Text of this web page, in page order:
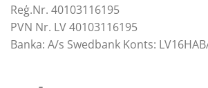
Reģ.Nr. 40103116195
PVN Nr. LV 40103116195
Banka: A/s Swedbank Konts: